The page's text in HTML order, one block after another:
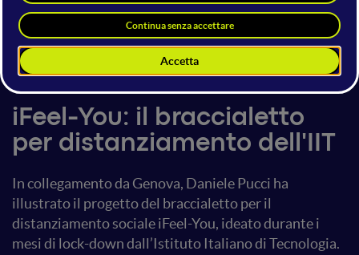
Generative Bionics
5 giugno 202017:15 - 17:30
Mainstage
iFeel-You: il braccialetto
per distanziamento dell'IIT
In collegamento da Genova, Daniele Pucci ha
illustrato il progetto del braccialetto per il
distanziamento sociale iFeel-You, ideato durante i
mesi di lock-down dall’Istituto Italiano di Tecnologia.